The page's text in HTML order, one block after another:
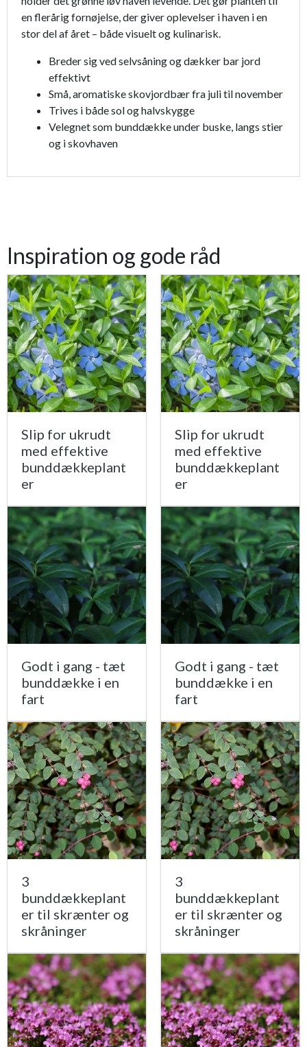
en flerårig fornøjelse, der giver oplevelser i haven i en
stor del af året – både visuelt og kulinarisk.
Breder sig ved selvsåning og dækker bar jord
effektivt
Små, aromatiske skovjordbær fra juli til november
Trives i både sol og halvskygge
Velegnet som bunddække under buske, langs stier
og i skovhaven
Inspiration og gode råd
Slip for ukrudt
med effektive
bunddækkeplant
er
Slip for ukrudt
med effektive
bunddækkeplant
er
Godt i gang - tæt
bunddække i en
fart
Godt i gang - tæt
bunddække i en
fart
3
bunddækkeplant
er til skrænter og
skråninger
3
bunddækkeplant
er til skrænter og
skråninger